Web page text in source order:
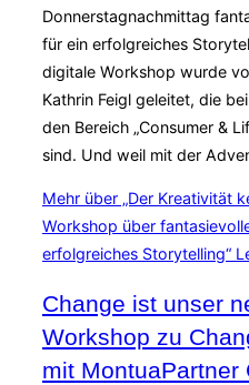
Donnerstagnachmittag
für ein erfolgreiches
digitale Workshop wurde
Kathrin Feigl geleitet, die
den Bereich „Consumer &
sind. Und weil mit der
Mehr über „Der Kreativität
Workshop über
erfolgreiches Storytelling“
Change ist unser
Workshop zu
mit MontuaPartner